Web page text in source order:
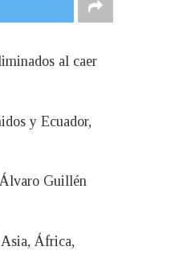
al caer
y Ecuador,
Guillén
África,